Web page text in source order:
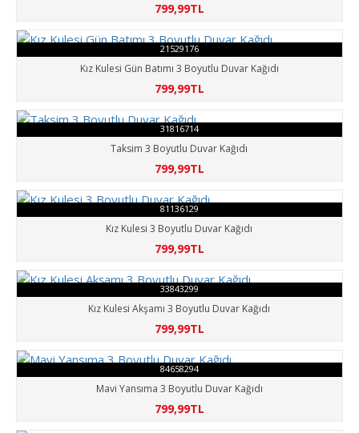
799,99TL
21529176
Kız Kulesi Gün Batımı 3 Boyutlu Duvar Kağıdı
799,99TL
31816714
Taksim 3 Boyutlu Duvar Kağıdı
799,99TL
81136129
Kız Kulesi 3 Boyutlu Duvar Kağıdı
799,99TL
33843299
Kız Kulesi Akşamı 3 Boyutlu Duvar Kağıdı
799,99TL
84658294
Mavi Yansıma 3 Boyutlu Duvar Kağıdı
799,99TL